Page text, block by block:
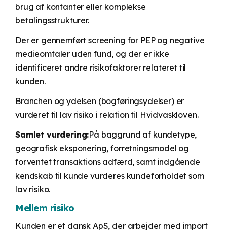
brug af kontanter eller komplekse
betalingsstrukturer.
Der er gennemført screening for PEP og negative
medieomtaler uden fund, og der er ikke
identificeret andre risikofaktorer relateret til
kunden.
Branchen og ydelsen (bogføringsydelser) er
vurderet til lav risiko i relation til Hvidvaskloven.
Samlet vurdering:På baggrund af kundetype,
geografisk eksponering, forretningsmodel og
forventet transaktions adfærd, samt indgående
kendskab til kunde vurderes kundeforholdet som
lav risiko.
Mellem risiko
Kunden er et dansk ApS, der arbejder med import